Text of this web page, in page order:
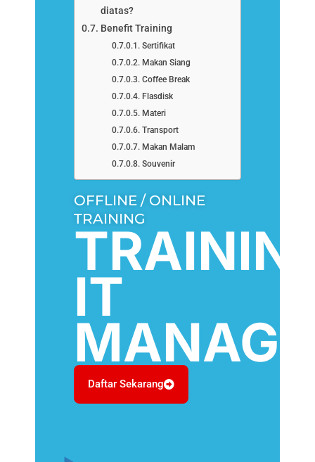
diatas?
Benefit Training
Sertifikat
Makan Siang
Coffee Break
Flasdisk
Materi
Transport
Makan Malam
Souvenir
OFFLINE / ONLINE
TRAINING
IT
Daftar Sekarang